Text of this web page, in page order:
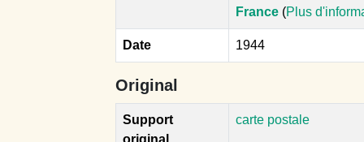
France (Plus
Date 1944
Original
Support
original
carte postale